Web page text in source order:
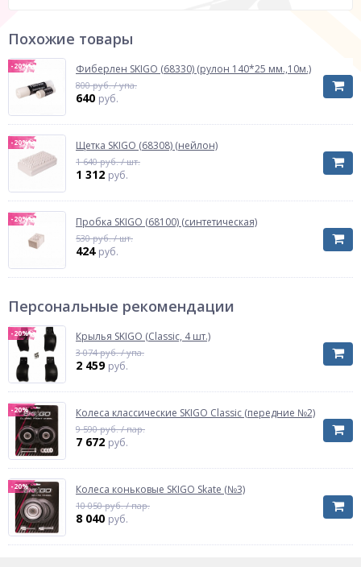
Похожие товары
-20% Фиберлен SKIGO (68330) (рулон 140*25 мм.,10м.)
800 руб. / упа.
640 руб.
-20% Щетка SKIGO (68308) (нейлон)
1 640 руб. / шт.
1 312 руб.
-20% Пробка SKIGO (68100) (синтетическая)
530 руб. / шт.
424 руб.
Персональные рекомендации
-20% Крылья SKIGO (Classic, 4 шт.)
3 074 руб. / упа.
2 459 руб.
-20% Колеса классические SKIGO Classic (передние №2)
9 590 руб. / пар.
7 672 руб.
-20% Колеса коньковые SKIGO Skate (№3)
10 050 руб. / пар.
8 040 руб.